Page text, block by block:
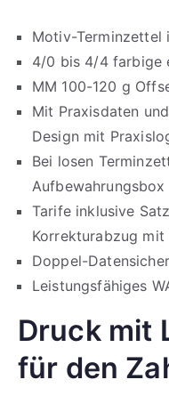
Motiv-Terminzettel
4/0 bis 4/4 farbige
MM 100-120 g
Mit Praxisdaten
Design mit
Bei losen
Tarife inklusive
Korrekturabzug mit
Doppel-
Leistungsfähiges
Druck mit
für den